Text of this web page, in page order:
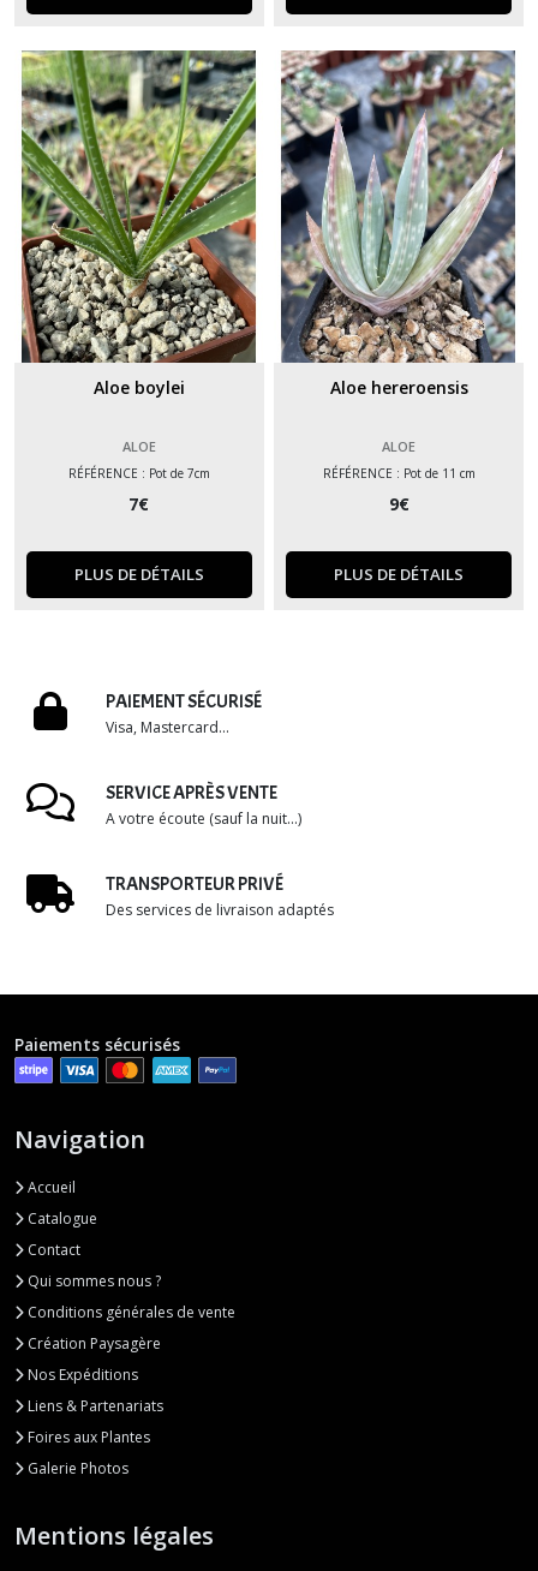
Aloe boylei
ALOE
RÉFÉRENCE : Pot de 7cm
7€
PLUS DE DÉTAILS
Aloe hereroensis
ALOE
RÉFÉRENCE : Pot de 11 cm
9€
PLUS DE DÉTAILS
PAIEMENT SÉCURISÉ
Visa, Mastercard...
SERVICE APRÈS VENTE
A votre écoute (sauf la nuit...)
TRANSPORTEUR PRIVÉ
Des services de livraison adaptés
Paiements sécurisés
Navigation
Accueil
Catalogue
Contact
Qui sommes nous ?
Conditions générales de vente
Création Paysagère
Nos Expéditions
Liens & Partenariats
Foires aux Plantes
Galerie Photos
Mentions légales